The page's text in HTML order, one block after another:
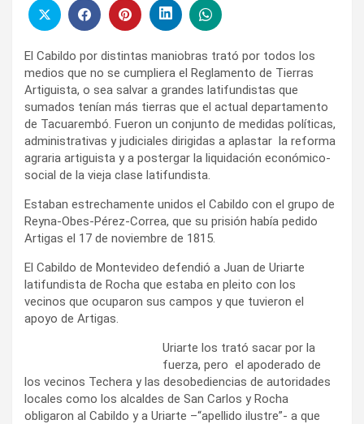
El Cabildo por distintas maniobras trató por todos los
medios que no se cumpliera el Reglamento de Tierras
Artiguista, o sea salvar a grandes latifundistas que
sumados tenían más tierras que el actual departamento
de Tacuarembó. Fueron un conjunto de medidas políticas,
administrativas y judiciales dirigidas a aplastar la reforma
agraria artiguista y a postergar la liquidación económico-
social de la vieja clase latifundista.
Estaban estrechamente unidos el Cabildo con el grupo de
Reyna-Obes-Pérez-Correa, que su prisión había pedido
Artigas el 17 de noviembre de 1815.
El Cabildo de Montevideo defendió a Juan de Uriarte
latifundista de Rocha que estaba en pleito con los
vecinos que ocuparon sus campos y que tuvieron el
apoyo de Artigas.
Uriarte los trató sacar por la
fuerza, pero el apoderado de
los vecinos Techera y las desobediencias de autoridades
locales como los alcaldes de San Carlos y Rocha
obligaron al Cabildo y a Uriarte –“apellido ilustre”- a que